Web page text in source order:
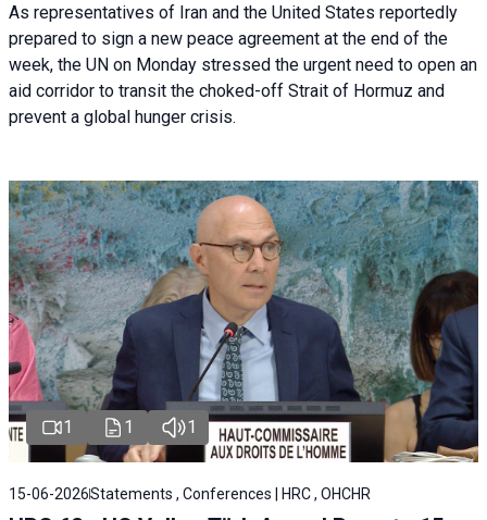
As representatives of Iran and the United States reportedly
prepared to sign a new peace agreement at the end of the
week, the UN on Monday stressed the urgent need to open an
aid corridor to transit the choked-off Strait of Hormuz and
prevent a global hunger crisis.
1 1 1
15-06-2026Statements , Conferences | HRC , OHCHR